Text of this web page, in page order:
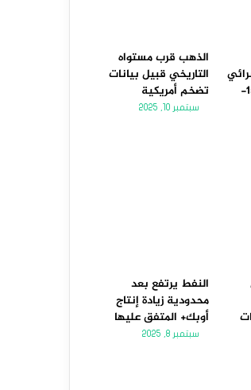
– توقعات اليوم – 15-
الذهب قرب مستواه
التاريخي قبيل بيانات
تضخم أمريكية
سبتمبر 10, 2025
النفط يرتفع بعد
محدودية زيادة إنتاج
أوبك+ المتفق عليها
سبتمبر 8, 2025